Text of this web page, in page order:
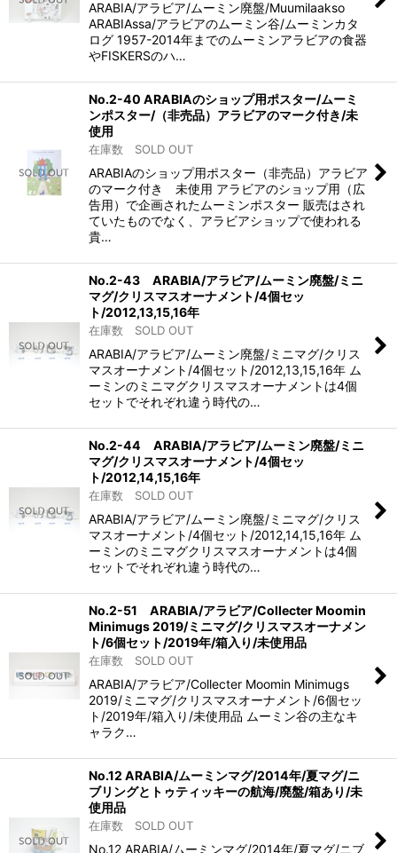
ARABIA/アラビア/ムーミン廃盤/Muumilaakso
ARABIAssa/アラビアのムーミン谷/ムーミンカタ
ログ 1957-2014年までのムーミンアラビアの食器
やFISKERSのハ…
No.2-40 ARABIAのショップ用ポスター/ムーミ
ンポスター/（非売品）アラビアのマーク付き/未
使用
在庫数 SOLD OUT
ARABIAのショップ用ポスター（非売品）アラビア
のマーク付き 未使用 アラビアのショップ用（広
告用）で企画されたムーミンポスター 販売はされ
ていたものでなく、アラビアショップで使われる
貴…
No.2-43 ARABIA/アラビア/ムーミン廃盤/ミニ
マグ/クリスマスオーナメント/4個セッ
ト/2012,13,15,16年
在庫数 SOLD OUT
ARABIA/アラビア/ムーミン廃盤/ミニマグ/クリス
マスオーナメント/4個セット/2012,13,15,16年 ム
ーミンのミニマグクリスマスオーナメントは4個
セットでそれぞれ違う時代の…
No.2-44 ARABIA/アラビア/ムーミン廃盤/ミニ
マグ/クリスマスオーナメント/4個セッ
ト/2012,14,15,16年
在庫数 SOLD OUT
ARABIA/アラビア/ムーミン廃盤/ミニマグ/クリス
マスオーナメント/4個セット/2012,14,15,16年 ム
ーミンのミニマグクリスマスオーナメントは4個
セットでそれぞれ違う時代の…
No.2-51 ARABIA/アラビア/Collecter Moomin
Minimugs 2019/ミニマグ/クリスマスオーナメン
ト/6個セット/2019年/箱入り/未使用品
在庫数 SOLD OUT
ARABIA/アラビア/Collecter Moomin Minimugs
2019/ミニマグ/クリスマスオーナメント/6個セッ
ト/2019年/箱入り/未使用品 ムーミン谷の主なキ
ャラク…
No.12 ARABIA/ムーミンマグ/2014年/夏マグ/ニ
ブリングとトゥティッキーの航海/廃盤/箱あり/未
使用品
在庫数 SOLD OUT
No.12 ARABIA/ムーミンマグ/2014年/夏マグ/ニブ